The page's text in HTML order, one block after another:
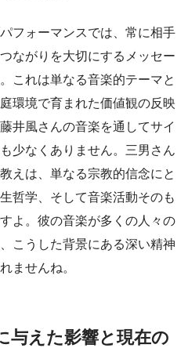
フォーマンスでは、常に相手
ながりを大切にするメッセー
これは単なる音楽的テーマと
環境で育まれた価値観の反映
井風さんの音楽を通してサイ
少なくありません。三男さん
えは、単なる宗教的信念にと
哲学、そして音楽活動そのも
よ。彼の音楽が多くの人々の
こうした背景にある深い精神
ませんね。
与えた影響と現在の